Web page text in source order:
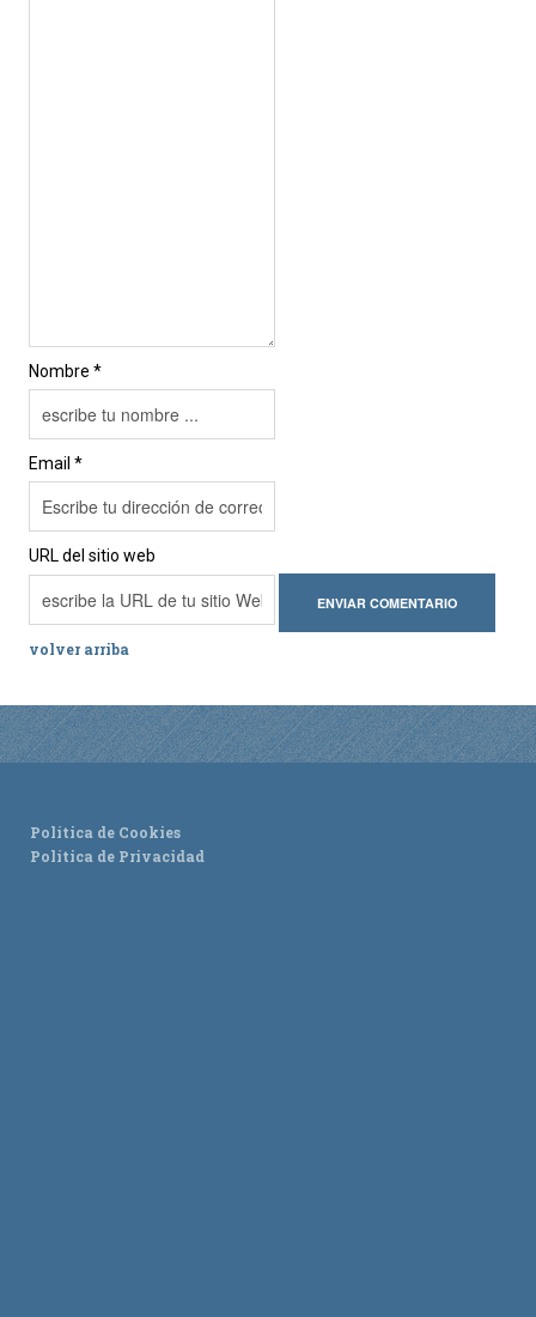
Nombre *
Email *
URL del sitio web
volver arriba
Política de Cookies
Política de Privacidad